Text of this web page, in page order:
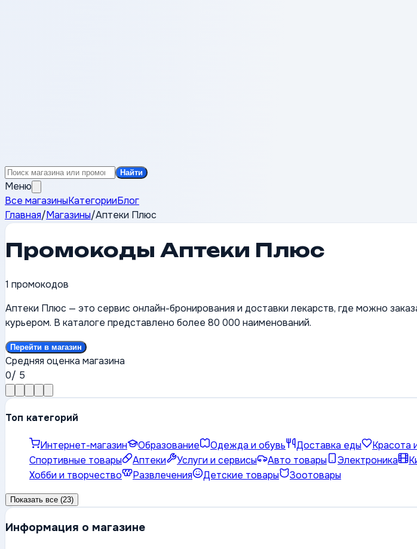
Найти
Меню
Все магазиныКатегорииБлог
Главная/Магазины/Аптеки Плюс
Промокоды Аптеки Плюс
1 промокодов
Аптеки Плюс — это сервис онлайн-бронирования и доставки лекарств, где можно
курьером. В каталоге представлено более 80 000 наименований.
Перейти в магазин
Средняя оценка магазина
0/ 5
Топ категорий
Интернет-магазин Образование Одежда и обувь Доставка еды Красота
Спортивные товары
Аптеки Услуги и сервисы Авто товары Электроника
Хобби и творчество
Развлечения Детские товары Зоотовары
Показать все (23)
Информация о магазине